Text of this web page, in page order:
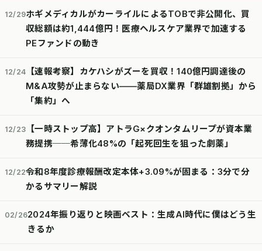
12/29ホギメディカルがカーライルによるTOBで非公開化、買
収総額は約1,444億円！医療ヘルスケア業界で加速する
PEファンドの動き
12/24
【速報考察】カケハシがズーを買収！140億円調達後の
M&A攻勢が止まらない——薬局DX業界「群雄割拠」から
「集約」へ
12/23
【一時ストップ高】アトラG×クオンタムリープが資本業
務提携──希薄化48%の「起死回生を狙った劇薬」
12/22令和8年度診療報酬改定本体+3.09%が固まる：3分で分
かるサマリー解説
02/262024年振り返りと映画ベスト：生成AI時代に僕はどう生
きるか